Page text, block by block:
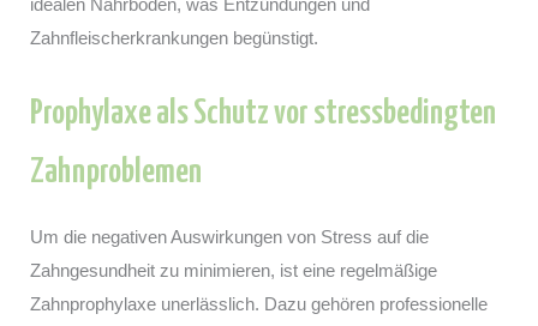
idealen Nährboden, was Entzündungen und
Zahnfleischerkrankungen begünstigt.
Prophylaxe als Schutz vor stressbedingten
Zahnproblemen
Um die negativen Auswirkungen von Stress auf die
Zahngesundheit zu minimieren, ist eine regelmäßige
Zahnprophylaxe unerlässlich. Dazu gehören professionelle